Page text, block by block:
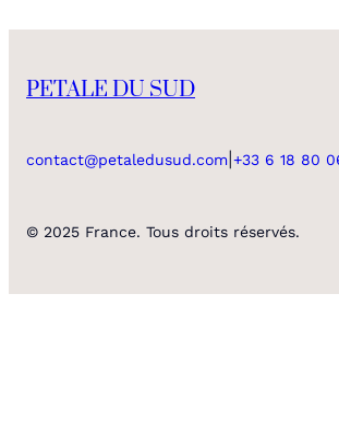
PETALE DU SUD
contact@petaledusud.com +33 6 18 80
© 2025 France. Tous droits réservés.